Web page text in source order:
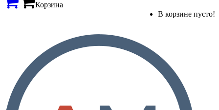
Корзина
В корзине пусто!